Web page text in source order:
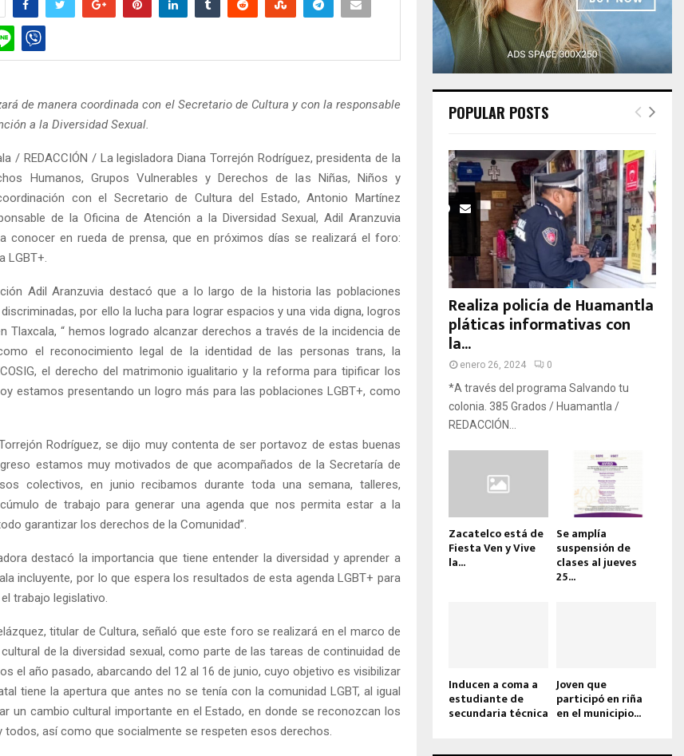
de manera coordinada con el Secretario de Cultura y con la responsable
a la Diversidad Sexual.
/ REDACCIÓN / La legisladora Diana Torrejón Rodríguez, presidenta de la
Humanos, Grupos Vulnerables y Derechos de las Niñas, Niños y
con el Secretario de Cultura del Estado, Antonio Martínez
de la Oficina de Atención a la Diversidad Sexual, Adil Aranzuvia
conocer en rueda de prensa, que en próximos días se realizará el foro:
LGBT+.
Adil Aranzuvia destacó que a lo largo de la historia las poblaciones
por ello la lucha para lograr espacios y una vida digna, logros
Tlaxcala, “ hemos logrado alcanzar derechos a través de la incidencia de
el reconocimiento legal de la identidad de las personas trans, la
el derecho del matrimonio igualitario y la reforma para tipificar los
estamos presentando un logro más para las poblaciones LGBT+, como
Rodríguez, se dijo muy contenta de ser portavoz de estas buenas
estamos muy motivados de que acompañados de la Secretaría de
colectivos, en junio recibamos durante toda una semana, talleres,
de trabajo para generar una agenda que nos permita estar a la
garantizar los derechos de la Comunidad”.
destacó la importancia que tiene entender la diversidad y aprender a
incluyente, por lo que espera los resultados de esta agenda LGBT+ para
trabajo legislativo.
titular de Cultura, señaló que este foro se realizará en el marco de
de la diversidad sexual, como parte de las tareas de continuidad de
el año pasado, abarcando del 12 al 16 de junio, cuyo objetivo es visibilizar
tiene la apertura que antes no se tenía con la comunidad LGBT, al igual
un cambio cultural importante en el Estado, en donde se reconozcan los
todos, así como que socialmente se respeten esos derechos.
POPULAR POSTS
Realiza policía de Huamantla
pláticas informativas con
la...
enero 26, 2024 0
*A través del programa Salvando tu
colonia. 385 Grados / Huamantla /
REDACCIÓN...
Zacatelco está de
Fiesta Ven y Vive
la...
Se amplía
suspensión de
clases al jueves
25...
Inducen a coma a
estudiante de
secundaria técnica
Joven que
participó en riña
en el municipio...